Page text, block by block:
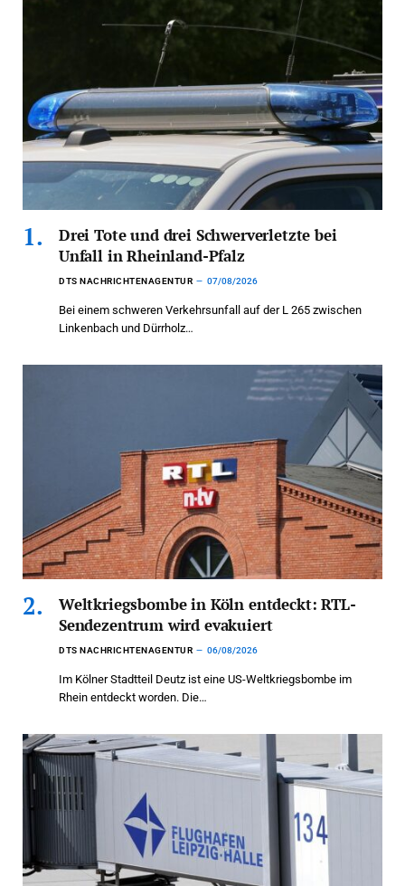
Drei Tote und drei Schwerverletzte bei
Unfall in Rheinland-Pfalz
DTS NACHRICHTENAGENTUR 07/08/2026
Bei einem schweren Verkehrsunfall auf der L 265 zwischen
Linkenbach und Dürrholz…
Weltkriegsbombe in Köln entdeckt: RTL-
Sendezentrum wird evakuiert
DTS NACHRICHTENAGENTUR 06/08/2026
Im Kölner Stadtteil Deutz ist eine US-Weltkriegsbombe im
Rhein entdeckt worden. Die…